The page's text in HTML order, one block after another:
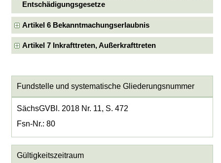
Entschädigungsgesetze
Artikel 6 Bekanntmachungserlaubnis
Artikel 7 Inkrafttreten, Außerkrafttreten
Fundstelle und systematische Gliederungsnummer
SächsGVBl. 2018 Nr. 11, S. 472
Fsn-Nr.: 80
Gültigkeitszeitraum